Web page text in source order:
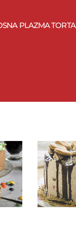
PLAZMA TORTA